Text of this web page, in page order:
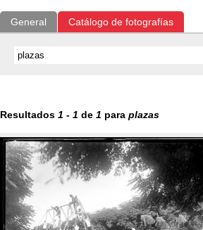
General Catálogo de fotografías
Resultados 1 - 1 de 1 para plazas